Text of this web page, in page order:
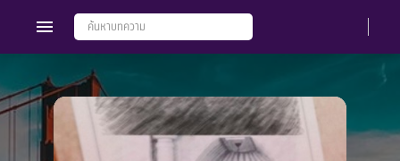
Members Groups